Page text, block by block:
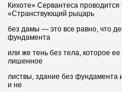
Кихоте» Сервантеса проводится
«Странствующий рыцарь
без дамы — это все равно, что
фундамента
или же тень без тела, которое
лишенное
листвы, здание без фундамента
и не